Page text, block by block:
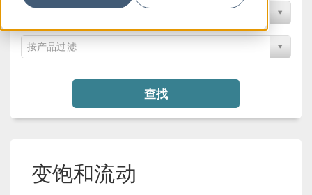
按学科过滤
按产品过滤
查找
变饱和流动